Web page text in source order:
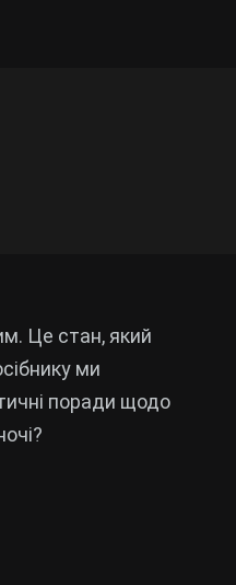
Це стан, який
ми
поради щодо